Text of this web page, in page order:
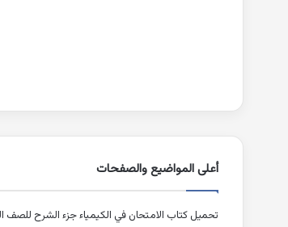
أعلى المواضيع والصفحات
تحميل كتاب الامتحان في الكيمياء جزء الشرح للصف